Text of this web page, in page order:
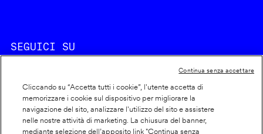
SEGUICI SU
Cookie policy
Cliccando su “Accetta tutti i cookie”, l'utente accetta di
memorizzare i cookie sul dispositivo per migliorare la
navigazione del sito, analizzare l'utilizzo del sito e assistere
nelle nostre attività di marketing. La chiusura del banner,
mediante selezione dell’apposito link "Continua senza
Continua senza accettare